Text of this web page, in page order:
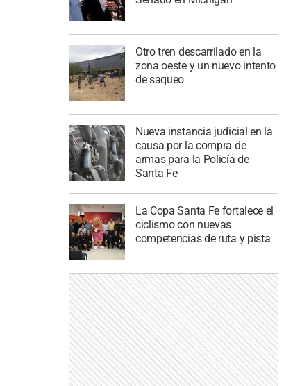
Otro tren descarrilado en la
zona oeste y un nuevo intento
de saqueo
Nueva instancia judicial en la
causa por la compra de
armas para la Policía de
Santa Fe
La Copa Santa Fe fortalece el
ciclismo con nuevas
competencias de ruta y pista